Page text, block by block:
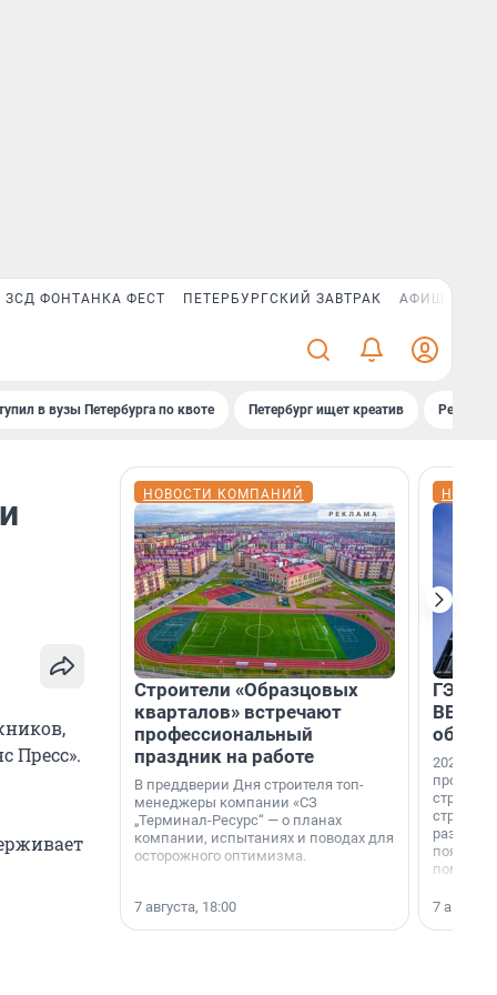
ЗСД ФОНТАНКА ФЕСТ ПЕТЕРБУРГСКИЙ ЗАВТРАК АФИША PLUS
в вузы Петербурга по квоте Петербург ищет креатив
Пресс».
НОВОСТИ КОМПАНИЙ
Строители «Образцовых
кварталов» встречают
профессиональный
праздник на работе
В преддверии Дня строителя топ-
менеджеры компании «СЗ
„Терминал-Ресурс“ — о планах
компании, испытаниях и поводах для
осторожного оптимизма.
7 августа, 18:00
ГЭС,
ВВП: в
об
2026-й —
раз. В
7